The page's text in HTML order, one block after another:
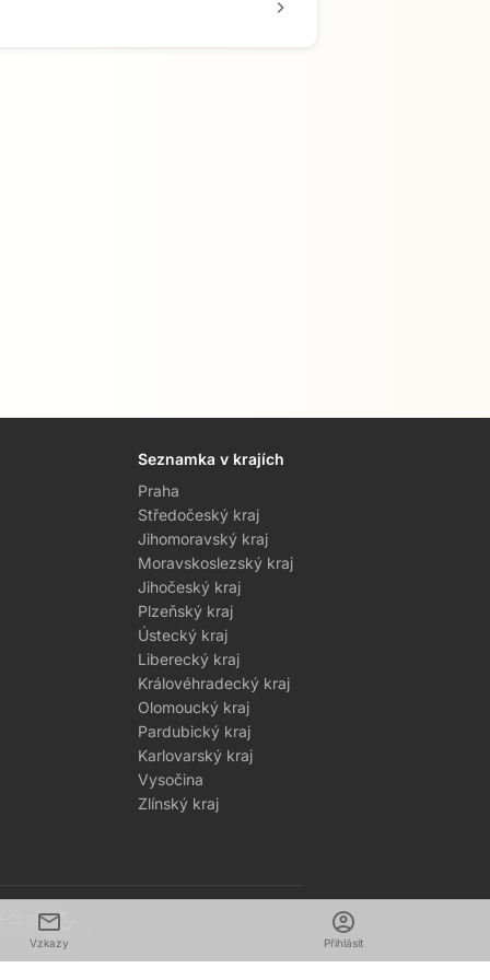
mail
Vzkazy
account_circle
Přihlásit
chevron_right
Seznamka v krajích
Praha
Středočeský kraj
Jihomoravský kraj
Moravskoslezský kraj
Jihočeský kraj
Plzeňský kraj
Ústecký kraj
Liberecký kraj
Královéhradecký kraj
Olomoucký kraj
Pardubický kraj
Karlovarský kraj
Vysočina
Zlínský kraj
dark_mode